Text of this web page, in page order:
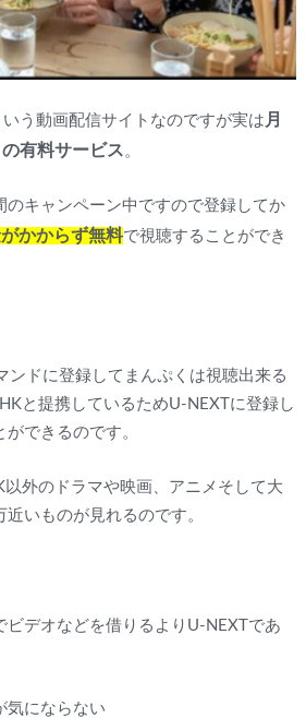
う動画配信サイトなのですが実は 月
有料サービス 。
のキャンペーン中ですので登録してか
かからず無料で視聴することができ
ンドに登録してまんぷくは視聴出来る
と提携しているためU-NEXTに登録し
できるのです。
以外のドラマや映画、アニメそして大
いものが見れるのです。
ビデオなどを借りるよりU-NEXTであ
気にならない